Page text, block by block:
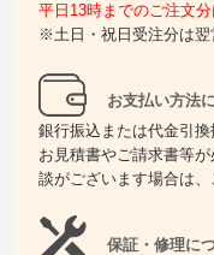
平日13時までのご注文
※土日・祝日受注分は翌
お支払い方法
銀行振込または代金引換
お見積書やご請求書等
談がございます場合は、
保証・修理に